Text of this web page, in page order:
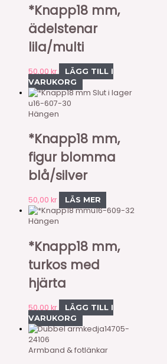
*Knapp18 mm,
ädelstenar
lila/multi
50,00 kr
LÄGG TILL I
VARUKORG
Slut i lager
u16-607-30
Hängen
*Knapp18 mm,
figur blomma
blå/silver
50,00 kr LÄS MER
u16-609-32
Hängen
*Knapp18 mm,
turkos med
hjärta
50,00 kr
LÄGG TILL I
VARUKORG
14705-
24106
Armband & fotlänkar